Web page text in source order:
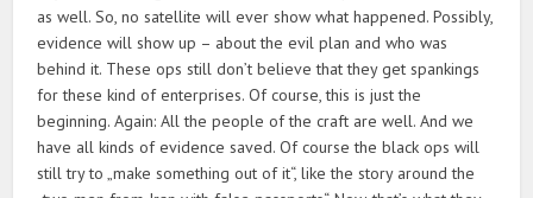
as well. So, no satellite will ever show what happened. Possibly,
evidence will show up – about the evil plan and who was
behind it. These ops still don’t believe that they get spankings
for these kind of enterprises. Of course, this is just the
beginning. Again: All the people of the craft are well. And we
have all kinds of evidence saved. Of course the black ops will
still try to „make something out of it“, like the story around the